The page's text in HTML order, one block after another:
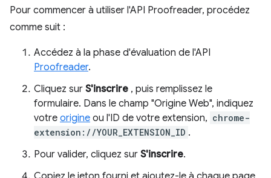
Pour commencer à utiliser l'API Proofreader, procédez
comme suit :
Accédez à la phase d'évaluation de l'API
Proofreader.
Cliquez sur S'inscrire , puis remplissez le
formulaire. Dans le champ "Origine Web", indiquez
votre origine ou l'ID de votre extension, chrome-
extension://YOUR_EXTENSION_ID .
Pour valider, cliquez sur S'inscrire.